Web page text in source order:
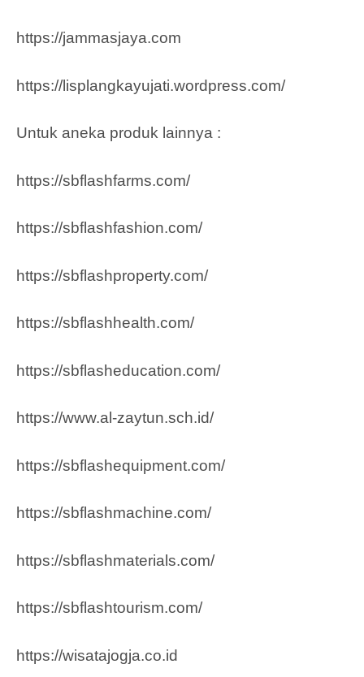
https://jammasjaya.com
https://lisplangkayujati.wordpress.com/
Untuk aneka produk lainnya :
https://sbflashfarms.com/
https://sbflashfashion.com/
https://sbflashproperty.com/
https://sbflashhealth.com/
https://sbflasheducation.com/
https://www.al-zaytun.sch.id/
https://sbflashequipment.com/
https://sbflashmachine.com/
https://sbflashmaterials.com/
https://sbflashtourism.com/
https://wisatajogja.co.id